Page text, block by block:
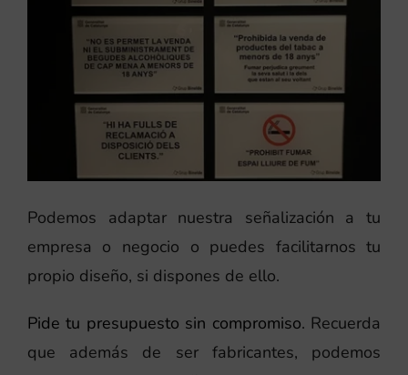
Podemos adaptar nuestra señalización a tu
empresa o negocio o puedes facilitarnos tu
propio diseño, si dispones de ello.
Pide tu presupuesto sin compromiso. Recuerda
que además de ser fabricantes, podemos